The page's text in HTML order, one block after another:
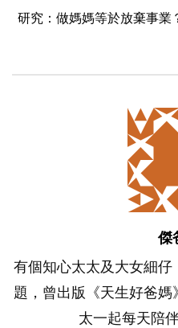
研究：做媽媽等於放棄事業
傑
有個知心太太及大女細
題，曾出版《天生好爸
太一起每天陪